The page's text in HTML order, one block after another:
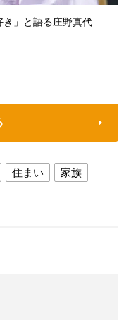
き」と語る庄野真代
住まい
家族